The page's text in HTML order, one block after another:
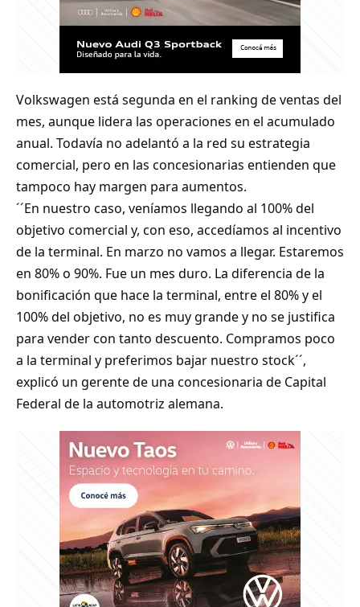
Volkswagen está segunda en el ranking de ventas del
mes, aunque lidera las operaciones en el acumulado
anual. Todavía no adelantó a la red su estrategia
comercial, pero en las concesionarias entienden que
tampoco hay margen para aumentos.
´´En nuestro caso, veníamos llegando al 100% del
objetivo comercial y, con eso, accedíamos al incentivo
de la terminal. En marzo no vamos a llegar. Estaremos
en 80% o 90%. Fue un mes duro. La diferencia de la
bonificación que hace la terminal, entre el 80% y el
100% del objetivo, no es muy grande y no se justifica
para vender con tanto descuento. Compramos poco
a la terminal y preferimos bajar nuestro stock´´,
explicó un gerente de una concesionaria de Capital
Federal de la automotriz alemana.